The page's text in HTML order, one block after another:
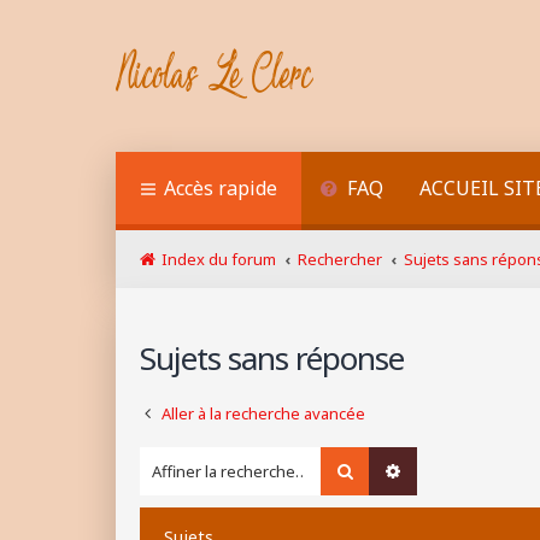
Accès rapide FAQ ACCUEIL
Index du forum Rechercher Sujets sans
Sujets sans réponse
Aller à la recherche avancée
Rechercher